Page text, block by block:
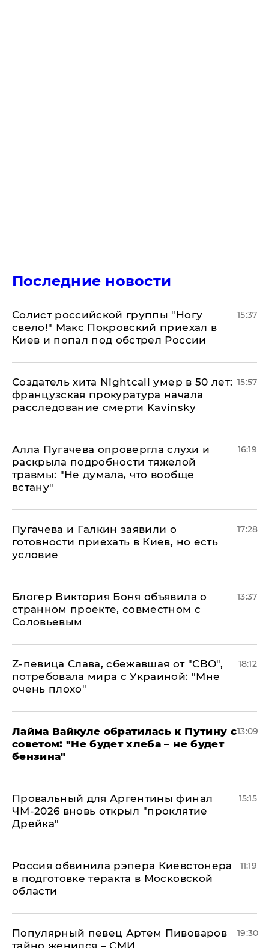
Последние новости
Солист российской группы "Ногу
свело!" Макс Покровский приехал в
Киев и попал под обстрел России
15:37
Создатель хита Nightcall умер в 50 лет:
французская прокуратура начала
расследование смерти Kavinsky
15:57
Алла Пугачева опровергла слухи и
раскрыла подробности тяжелой
травмы: "Не думала, что вообще
встану"
16:19
Пугачева и Галкин заявили о
готовности приехать в Киев, но есть
условие
17:28
Блогер Виктория Боня объявила о
странном проекте, совместном с
Соловьевым
13:37
Z-певица Слава, сбежавшая от "СВО",
потребовала мира с Украиной: "Мне
очень плохо"
18:12
Лайма Вайкуле обратилась к Путину с
советом: "Не будет хлеба – не будет
бензина"
13:09
Провальный для Аргентины финал
ЧМ-2026 вновь открыл "проклятие
Дрейка"
15:15
Россия обвинила рэпера Киевстонера
в подготовке теракта в Московской
области
11:19
Популярный певец Артем Пивоваров
19:30